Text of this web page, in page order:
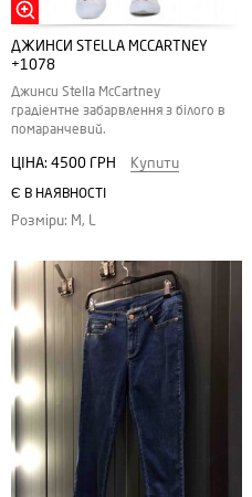
ДЖИНСИ STELLA MCCARTNEY
+1078
Джинси Stella McCartney
градіентне забарвлення з білого в
помаранчевий.
ЦІНА: 4500 ГРН Купити
Є В НАЯВНОСТІ
Розміри: M, L